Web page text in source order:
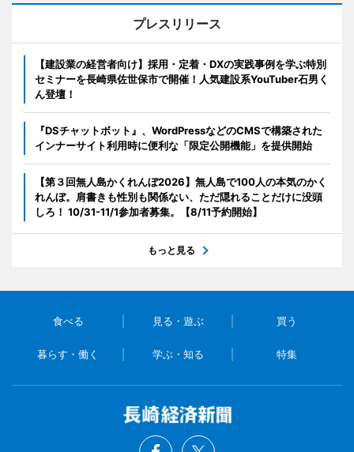
プレスリリース
【建設業の経営者向け】採用・定着・DXの実践事例を学ぶ特別
セミナーを長崎県佐世保市で開催！人気建設系YouTuber石男く
ん登壇！
『DSチャットボット』、WordPressなどのCMSで構築された
インナーサイト利用時に便利な「限定公開機能」を提供開始
【第３回無人島かくれんぼ2026】無人島で100人の本気のかく
れんぼ。肩書きも性別も関係ない、ただ隠れることだけに没頭
しろ！ 10/31-11/1参加者募集。【8/11予約開始】
もっと見る
食べる 見る・遊ぶ 買う
暮らす・働く 学ぶ・知る 特集